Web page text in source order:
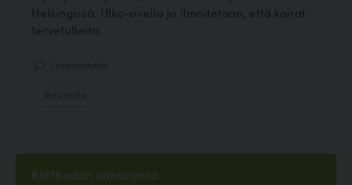
Helsingissä. Ulko-ovella jo ilmoitetaan, että koirat
tervetulleita.
Köttbodan uimaranta